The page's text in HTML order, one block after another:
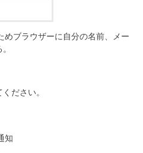
めブラウザーに自分の名前、メー
ださい。
知